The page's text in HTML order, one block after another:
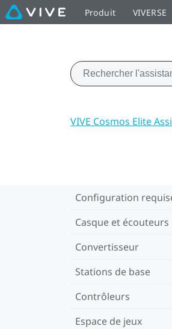
Produit VIVERSE
VIVE Cosmos Elite
Configuration
Casque et écouteurs
Convertisseur
Stations de base
Contrôleurs
Espace de jeux